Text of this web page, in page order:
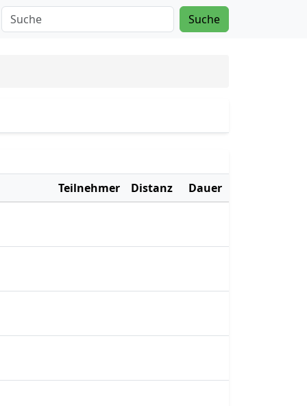
Suche
Teilnehmer Distanz
Dauer